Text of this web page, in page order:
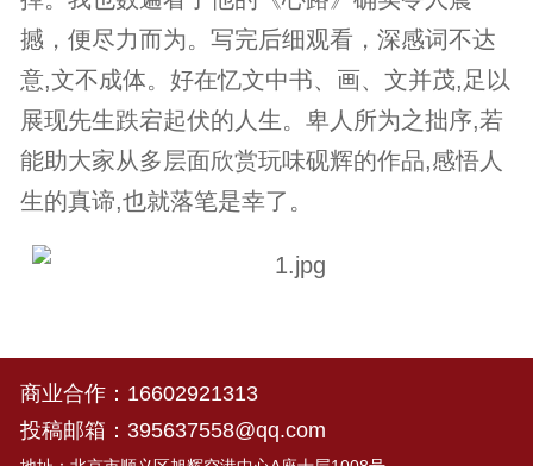
撼，便尽力而为。写完后细观看，深感词不达
意,文不成体。好在忆文中书、画、文并茂,足以
展现先生跌宕起伏的人生。卑人所为之拙序,若
能助大家从多层面欣赏玩味砚辉的作品,感悟人
生的真谛,也就落笔是幸了。
商业合作： 16602921313
投稿邮箱： 395637558@qq.com